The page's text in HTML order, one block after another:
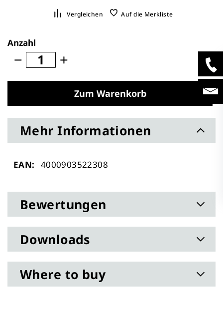
Vergleichen Auf die Merkliste
Anzahl
Zum Warenkorb
Mehr Informationen
Mehr
4000903522308
Bewertungen
Downloads
Where to buy